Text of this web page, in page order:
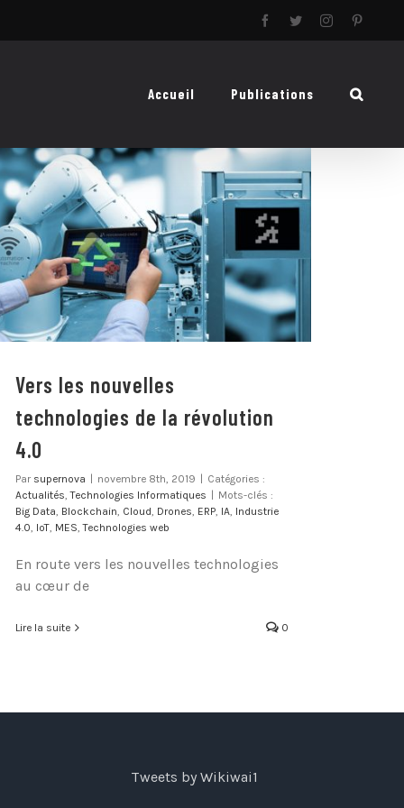
FacebookTwitterInstagram
Accueil Publications
Vers les nouvelles technologies de la
révolution 4.0
Vers les nouvelles
technologies de la révolution
4.0
Par supernova | novembre 8th, 2019 | Catégories :
Actualités ,Technologies Informatiques | Mots-clés :
Big Data Blockchain Cloud Drones ERP IA Industrie
4.0 IoT MES ,Technologies web
En route vers les nouvelles technologies
au cœur de
Lire la suite 0
Tweets by Wikiwai1